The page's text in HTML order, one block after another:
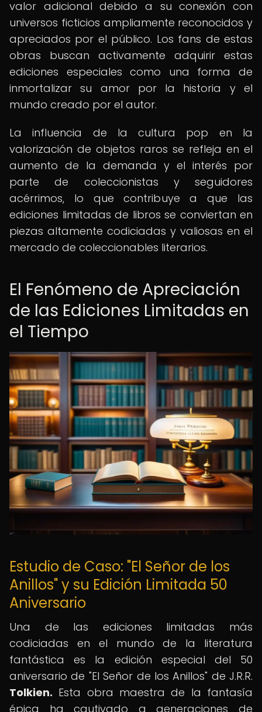
valor adicional debido a su conexión con
universos ficticios ampliamente reconocidos y
apreciados por el público. Los fans de estas
obras buscan activamente adquirir estas
ediciones especiales como una forma de
inmortalizar su amor por la historia y el
mundo creado por el autor.
La influencia de la cultura pop en la
valorización de objetos raros se refleja en el
aumento de la demanda y el interés por
parte de coleccionistas y seguidores
acérrimos, lo que contribuye a que las
ediciones limitadas de libros se conviertan en
piezas altamente codiciadas y valiosas en el
mercado de coleccionables literarios.
El Fenómeno de Apreciación
de las Ediciones Limitadas en
el Tiempo
Estudio de Caso: "El Señor de los
Anillos" y su Edición Limitada 50
Aniversario
Una de las ediciones limitadas más
codiciadas en el mundo de la literatura
fantástica es la edición especial del 50
aniversario de "El Señor de los Anillos" de J.R.R.
Tolkien. Esta obra maestra de la fantasía
épica ha cautivado a generaciones de